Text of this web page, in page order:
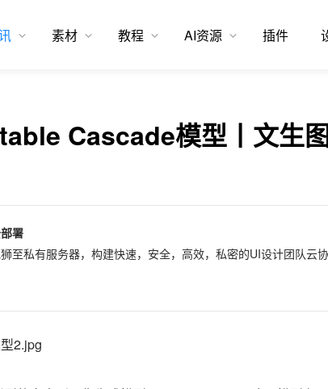
素材 教程 AI资源 插件
Cascade模型丨文生
署
至私有服务器，构建快速，安全，高效，私密的UI设计团队云